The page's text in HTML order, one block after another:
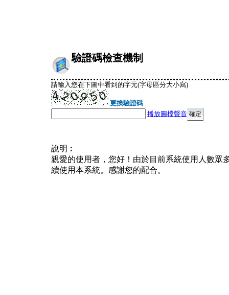
驗證碼檢查機制
請輸入您在下圖中看到的字元(字母區分大小寫)
更換驗證碼
播放圖檔聲音
說明︰
親愛的使用者，您好！由於目前系統使用人數眾
續使用本系統。感謝您的配合。